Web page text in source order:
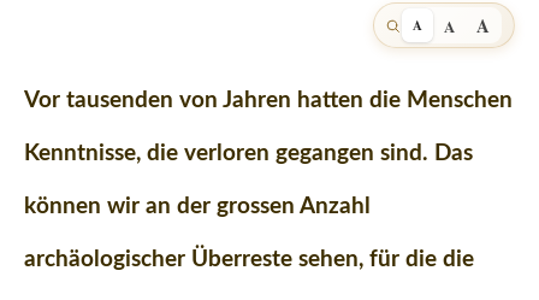
A A A
Vor tausenden von Jahren hatten die Menschen
Kenntnisse, die verloren gegangen sind. Das
können wir an der grossen Anzahl
archäologischer Überreste sehen, für die die